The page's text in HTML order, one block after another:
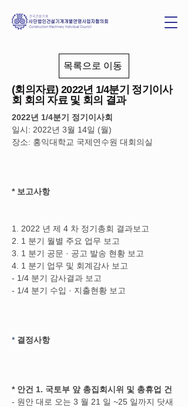
목록으로 이동
(회의자료) 2022년 1/4분기 정기이사
회 회의 자료 및 회의 결과
2022년 1/4분기 정기이사회
일시: 2022년 3월 14일 (월)
장소: 홍익대학교 국제연수원 대회의실
* 보고사항
1. 2022 년 제 4 차 정기총회 결과보고
2. 1 분기 월별 주요 업무 보고
3. 1 분기 공문 · 공고 발송 현황 보고
4. 1 분기 업무 및 회계감사 보고
- 1/4 분기 감사결과 보고
- 1/4 분기 수입 · 지출현황 보고
* 결정사항
* 안건 1. 국토부 앞 총집회시위 및 총휴업 건
- 원안 대로 오는 3 월 21 일 ~25 일까지 닷새